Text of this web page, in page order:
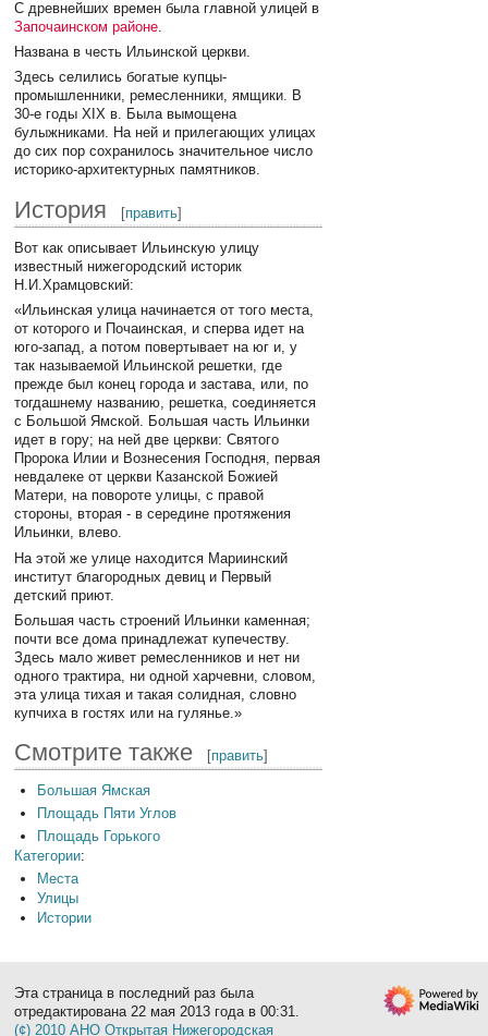
С древнейших времен была главной улицей в
Започаинском районе
Названа в честь Ильинской церкви.
Здесь селились богатые купцы-
промышленники, ремесленники, ямщики. В
30-е годы XIX в. Была вымощена
булыжниками. На ней и прилегающих улицах
до сих пор сохранилось значительное число
историко-архитектурных памятников.
История [править]
Вот как описывает Ильинскую улицу
известный нижегородский историк
Н.И.Храмцовский:
«Ильинская улица начинается от того места,
от которого и Почаинская, и сперва идет на
юго-запад, а потом повертывает на юг и, у
так называемой Ильинской решетки, где
прежде был конец города и застава, или, по
тогдашнему названию, решетка, соединяется
с Большой Ямской. Большая часть Ильинки
идет в гору; на ней две церкви: Святого
Пророка Илии и Вознесения Господня, первая
невдалеке от церкви Казанской Божией
Матери, на повороте улицы, с правой
стороны, вторая - в середине протяжения
Ильинки, влево.
На этой же улице находится Мариинский
институт благородных девиц и Первый
детский приют.
Большая часть строений Ильинки каменная;
почти все дома принадлежат купечеству.
Здесь мало живет ремесленников и нет ни
одного трактира, ни одной харчевни, словом,
эта улица тихая и такая солидная, словно
купчиха в гостях или на гулянье.»
Смотрите также [править]
Большая Ямская
Площадь Пяти Углов
Площадь Горького
Категории:
Места
Улицы
Истории
Эта страница в последний раз была
отредактирована 22 мая 2013 года в 00:31.
(¢) 2010 АНО Открытая Нижегородская